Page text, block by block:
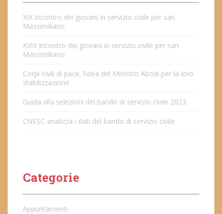
XIX Incontro dei giovani in servizio civile per san
Massimiliano
XVIII Incontro dei giovani in servizio civile per san
Massimiliano
Corpi civili di pace, l’idea del Ministro Abodi per la loro
stabilizzazione
Guida alla selezioni del bando di servizio civile 2023
CNESC analizza i dati del bando di servizio civile
Categorie
Appuntamenti